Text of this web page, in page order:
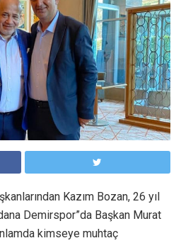
Kazım Bozan, 26 yıl
Demirspor”da Başkan Murat
kimseye muhtaç